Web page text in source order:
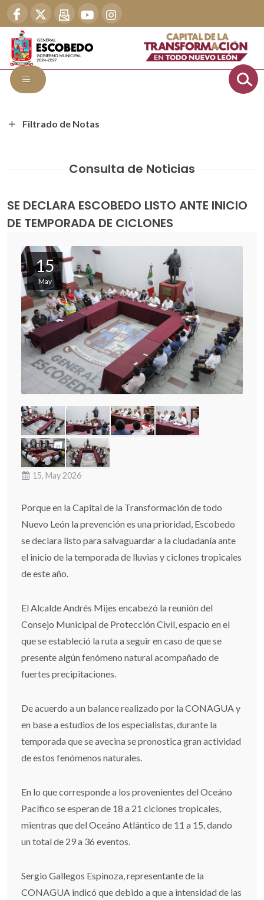
Filtrado de Notas
Consulta de Noticias
SE DECLARA ESCOBEDO LISTO ANTE INICIO
DE TEMPORADA DE CICLONES
15
May
15, May 2026
Porque en la Capital de la Transformación de todo
Nuevo León la prevención es una prioridad, Escobedo
se declara listo para salvaguardar a la ciudadanía ante
el inicio de la temporada de lluvias y ciclones tropicales
de este año.
El Alcalde Andrés Mijes encabezó la reunión del
Consejo Municipal de Protección Civil, espacio en el
que se estableció la ruta a seguir en caso de que se
presente algún fenómeno natural acompañado de
fuertes precipitaciones.
De acuerdo a un balance realizado por la CONAGUA y
en base a estudios de los especialistas, durante la
temporada que se avecina se pronostica gran actividad
de estos fenómenos naturales.
En lo que corresponde a los provenientes del Oceáno
Pacífico se esperan de 18 a 21 ciclones tropicales,
mientras que del Oceáno Atlántico de 11 a 15, dando
un total de 29 a 36 eventos.
Sergio Gallegos Espinoza, representante de la
CONAGUA indicó que debido a que a intensidad de las